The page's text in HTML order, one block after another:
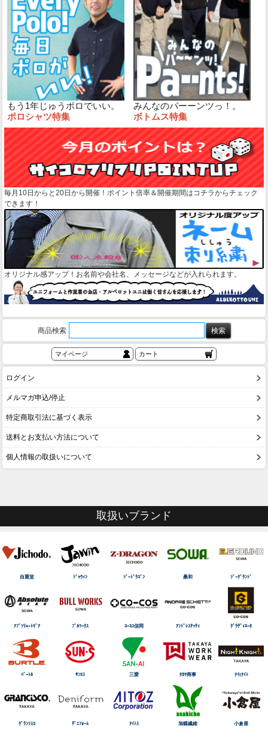
もう1年じゅうポロでいい。
ポロシャツ特集
みんなのパーーンツっ！。
ボトムス特集
毎月10日からと20日から開催！ポイント倍率＆開催期間はコチラからチェック
できます！
オリジナル感アップ！お名前や会社名、メッセージなどが入れられます。
商品検索
マイページ カート
ログイン
メルマガ申込/停止
特定商取引法に基づく表示
送料とお支払い方法について
個人情報の取扱いについて
取扱いブランド
自重堂 ｼﾞｬｳｨﾝ ｼﾞｰﾄﾞﾗｺﾞﾝ 桑和 ｼﾞｰｸﾞﾗﾝﾄﾞ
ｱﾌﾞｿﾘｭｰﾄｷﾞｱ ﾌﾞﾙﾜｰｸｽ ｺｰｺｽ信岡 ｱﾝﾄﾞﾚｽｹｯﾃｨ ｸﾞﾗﾃﾞｨｴｰﾀ
ﾊﾞｰﾄﾙ ｻﾝｴｽ 三愛 ﾀｶﾔ商事 ﾅｲtﾅｲﾄ
ｸﾞﾗﾝｼｽｺ ﾃﾞﾆﾌｫｰﾑ ｱｲﾄｽ 旭蝶繊維 小倉屋